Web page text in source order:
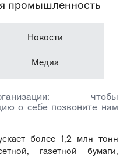
промышленность
Новости
Медиа
чтобы
о себе позвоните нам
более 1,2 млн тонн
газетной бумаги,